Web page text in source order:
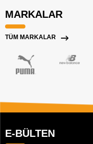
MARKALAR
TÜM MARKALAR
E-BÜLTEN